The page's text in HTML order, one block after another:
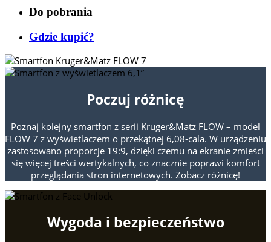
Do pobrania
Gdzie kupić?
Poczuj różnicę
Poznaj kolejny smartfon z serii Kruger&Matz FLOW – model
FLOW 7 z wyświetlaczem o przekątnej 6,08-cala. W urządzeniu
zastosowano proporcje 19:9, dzięki czemu na ekranie zmieści
się więcej treści wertykalnych, co znacznie poprawi komfort
przeglądania stron internetowych. Zobacz różnicę!
Wygoda i bezpieczeństwo